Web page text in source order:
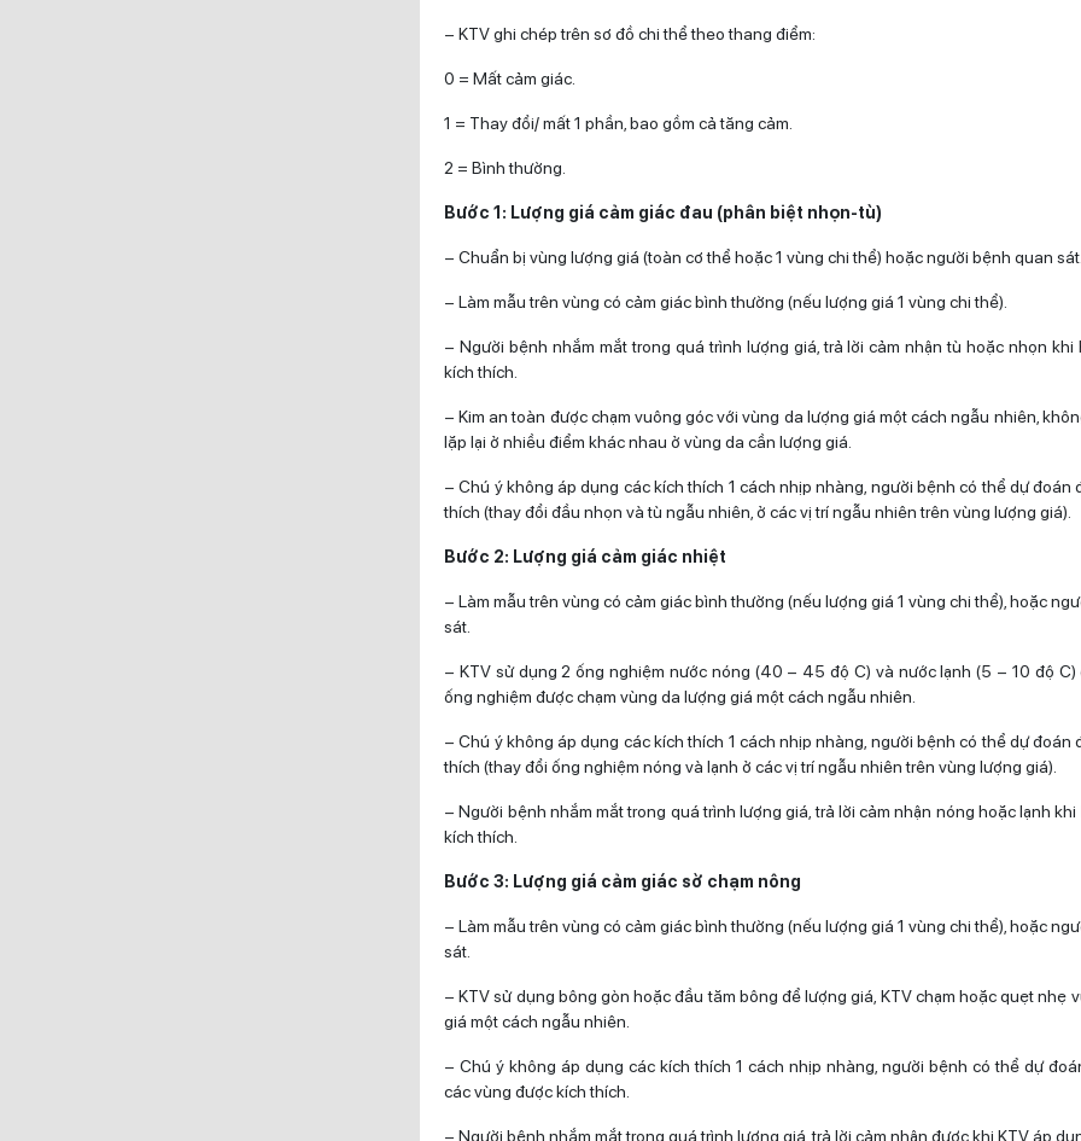
– KTV ghi chép trên sơ đồ chi thể theo thang điểm:
0 = Mất cảm giác.
1 = Thay đổi/ mất 1 phần, bao gồm cả tăng cảm.
2 = Bình thường.
Bước 1: Lượng giá cảm giác đau (phân biệt nhọn-tù)
– Chuẩn bị vùng lượng giá (toàn cơ thể hoặc 1 vùng chi thể) hoặc người bệnh quan sát.
– Làm mẫu trên vùng có cảm giác bình thường (nếu lượng giá 1 vùng chi thể).
– Người bệnh nhắm mắt trong quá trình lượng giá, trả lời cảm nhận tù hoặc nhọn khi
kích thích.
– Kim an toàn được chạm vuông góc với vùng da lượng giá một cách ngẫu nhiên,
lặp lại ở nhiều điểm khác nhau ở vùng da cần lượng giá.
– Chú ý không áp dụng các kích thích 1 cách nhịp nhàng, người bệnh có thể dự đoán
thích (thay đổi đầu nhọn và tù ngẫu nhiên, ở các vị trí ngẫu nhiên trên vùng lượng giá).
Bước 2: Lượng giá cảm giác nhiệt
– Làm mẫu trên vùng có cảm giác bình thường (nếu lượng giá 1 vùng chi thể), hoặc
sát.
– KTV sử dụng 2 ống nghiệm nước nóng (40 – 45 độ C) và nước lạnh (5 – 10 độ C)
ống nghiệm được chạm vùng da lượng giá một cách ngẫu nhiên.
– Chú ý không áp dụng các kích thích 1 cách nhịp nhàng, người bệnh có thể dự đoán
thích (thay đổi ống nghiệm nóng và lạnh ở các vị trí ngẫu nhiên trên vùng lượng giá).
– Người bệnh nhắm mắt trong quá trình lượng giá, trả lời cảm nhận nóng hoặc lạnh khi
kích thích.
Bước 3: Lượng giá cảm giác sờ chạm nông
– Làm mẫu trên vùng có cảm giác bình thường (nếu lượng giá 1 vùng chi thể), hoặc
sát.
– KTV sử dụng bông gòn hoặc đầu tăm bông để lượng giá, KTV chạm hoặc quẹt nhẹ
giá một cách ngẫu nhiên.
– Chú ý không áp dụng các kích thích 1 cách nhịp nhàng, người bệnh có thể dự
các vùng được kích thích.
– Người bệnh nhắm mắt trong quá trình lượng giá, trả lời cảm nhận được khi KTV áp